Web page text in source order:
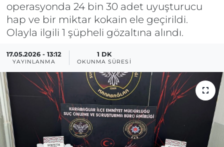
operasyonda 24 bin 30 adet uyuşturucu
hap ve bir miktar kokain ele geçirildi.
Olayla ilgili 1 şüpheli gözaltına alındı.
17.05.2026 - 13:12
YAYINLANMA
1 DK
OKUNMA SÜRESI